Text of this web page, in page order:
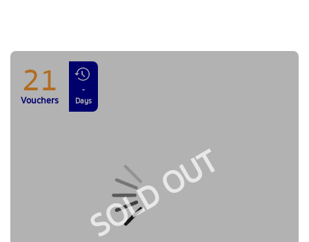
21
Vouchers
-
Days
SOLD OUT